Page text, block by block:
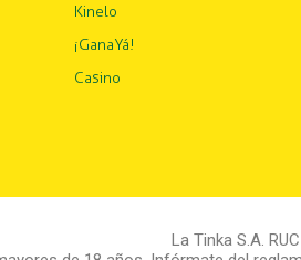
Kinelo
¡GanaYá!
Casino
La Tinka S.A.